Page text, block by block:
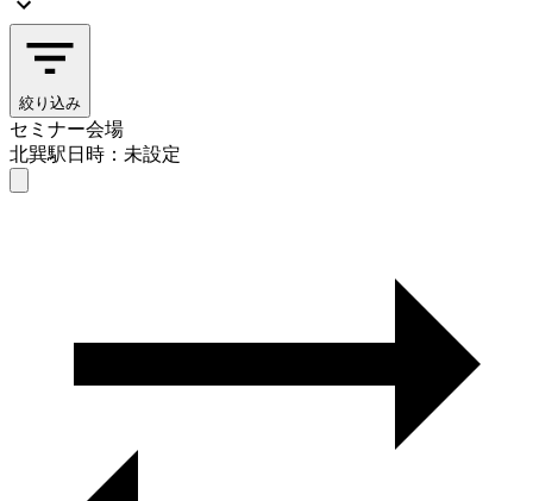
絞り込み
セミナー会場
北巽駅日時：未設定